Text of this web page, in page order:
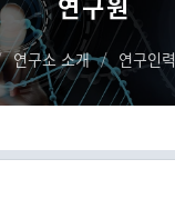
연구소 소개 연구인력